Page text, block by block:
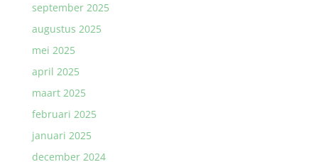
september 2025
augustus 2025
mei 2025
april 2025
maart 2025
februari 2025
januari 2025
december 2024